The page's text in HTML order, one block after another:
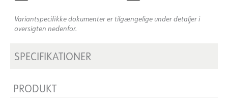
Variantspecifikke dokumenter er tilgængelige under detaljer i
oversigten nedenfor.
SPECIFIKATIONER
PRODUKT